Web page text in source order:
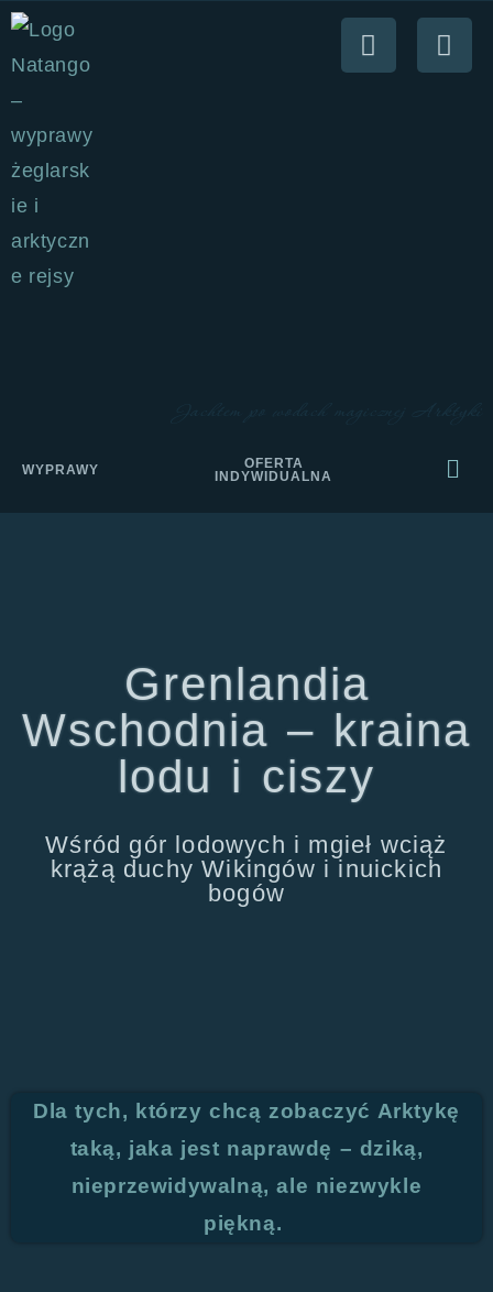
WYPRAWY
OFERTA
INDYWIDUALNA
Grenlandia
Wschodnia – kraina
lodu i ciszy
Wśród gór lodowych i mgieł wciąż
krążą duchy Wikingów i inuickich
bogów
Dla tych, którzy chcą zobaczyć Arktykę
taką, jaka jest naprawdę – dziką,
nieprzewidywalną, ale niezwykle
piękną.